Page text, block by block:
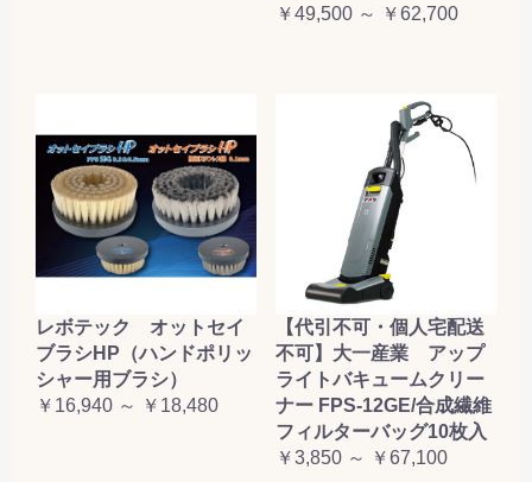
￥49,500 ～ ￥62,700
レボテック オットセイ
ブラシHP（ハンドポリッ
シャー用ブラシ）
￥16,940 ～ ￥18,480
【代引不可・個人宅配送
不可】大一産業 アップ
ライトバキュームクリー
ナー FPS-12GE/合成繊維
フィルターバッグ10枚入
￥3,850 ～ ￥67,100